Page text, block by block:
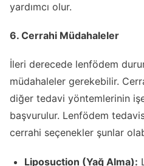
yardımcı olur.
6. Cerrahi Müdahaleler
İleri derecede lenfödem
müdahaleler gerekebilir.
diğer tedavi yöntemlerinin
başvurulur. Lenfödem
cerrahi seçenekler şunlar
Liposuction (Yağ Alma):